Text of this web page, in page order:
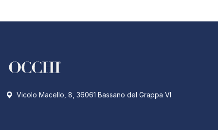
Vicolo Macello, 8, 36061 Bassano del Grappa VI